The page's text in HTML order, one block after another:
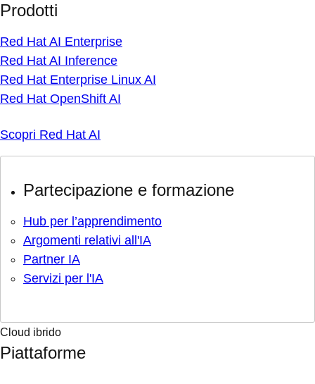
Prodotti
Red Hat AI Enterprise
Red Hat AI Inference
Red Hat Enterprise Linux AI
Red Hat OpenShift AI
Scopri Red Hat AI
Partecipazione e formazione
Hub per l’apprendimento
Argomenti relativi all'IA
Partner IA
Servizi per l'IA
Cloud ibrido
Piattaforme